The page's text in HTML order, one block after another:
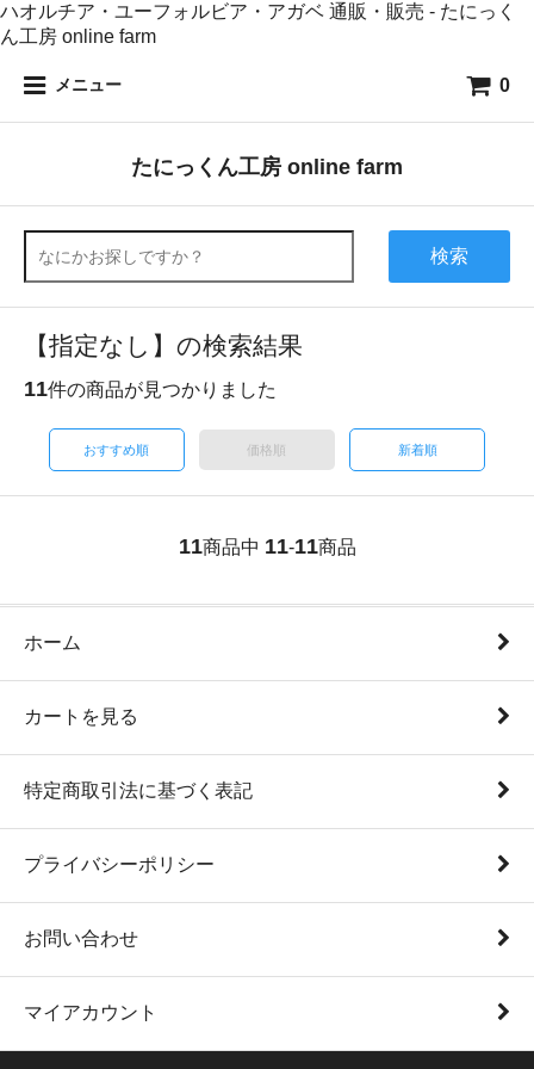
ハオルチア・ユーフォルビア・アガベ 通販・販売 - たにっく
ん工房 online farm
メニュー 0
たにっくん工房 online farm
検索
【指定なし】の検索結果
11件の商品が見つかりました
おすすめ順 価格順 新着順
11商品中 11-11商品
ホーム
カートを見る
特定商取引法に基づく表記
プライバシーポリシー
お問い合わせ
マイアカウント